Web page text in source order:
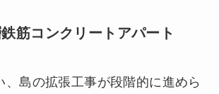
筋コンクリートアパート
、島の拡張工事が段階的に進めら